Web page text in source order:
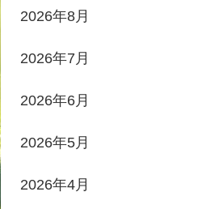
2026年8月
2026年7月
2026年6月
2026年5月
2026年4月